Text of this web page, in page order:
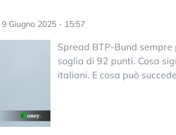
9 Giugno 2025 - 15:57
Spread BTP-Bund
soglia di 92 punti. Cosa
italiani. E cosa può